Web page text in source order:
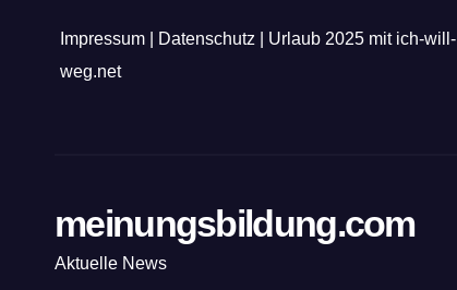
Impressum Datenschutz
Urlaub 2025 mit ich-will-
weg.net
meinungsbildung.com
Aktuelle News